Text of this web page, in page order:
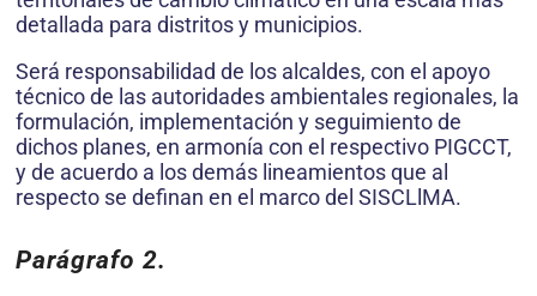
detallada para distritos y municipios.
Será responsabilidad de los alcaldes, con el apoyo
técnico de las autoridades ambientales regionales, la
formulación, implementación y seguimiento de
dichos planes, en armonía con el respectivo PIGCCT,
y de acuerdo a los demás lineamientos que al
respecto se definan en el marco del SISCLlMA.
Parágrafo 2.